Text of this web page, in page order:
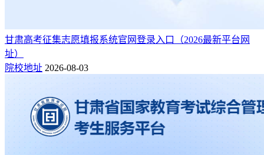
甘肃高考征集志愿填报系统官网登录入口（2026最新平台网
址）
院校地址 2026-08-03